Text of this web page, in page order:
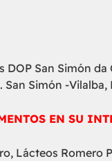
DOP San Simón da
San Simón -Vilalba,
EN SU
Lácteos Romero